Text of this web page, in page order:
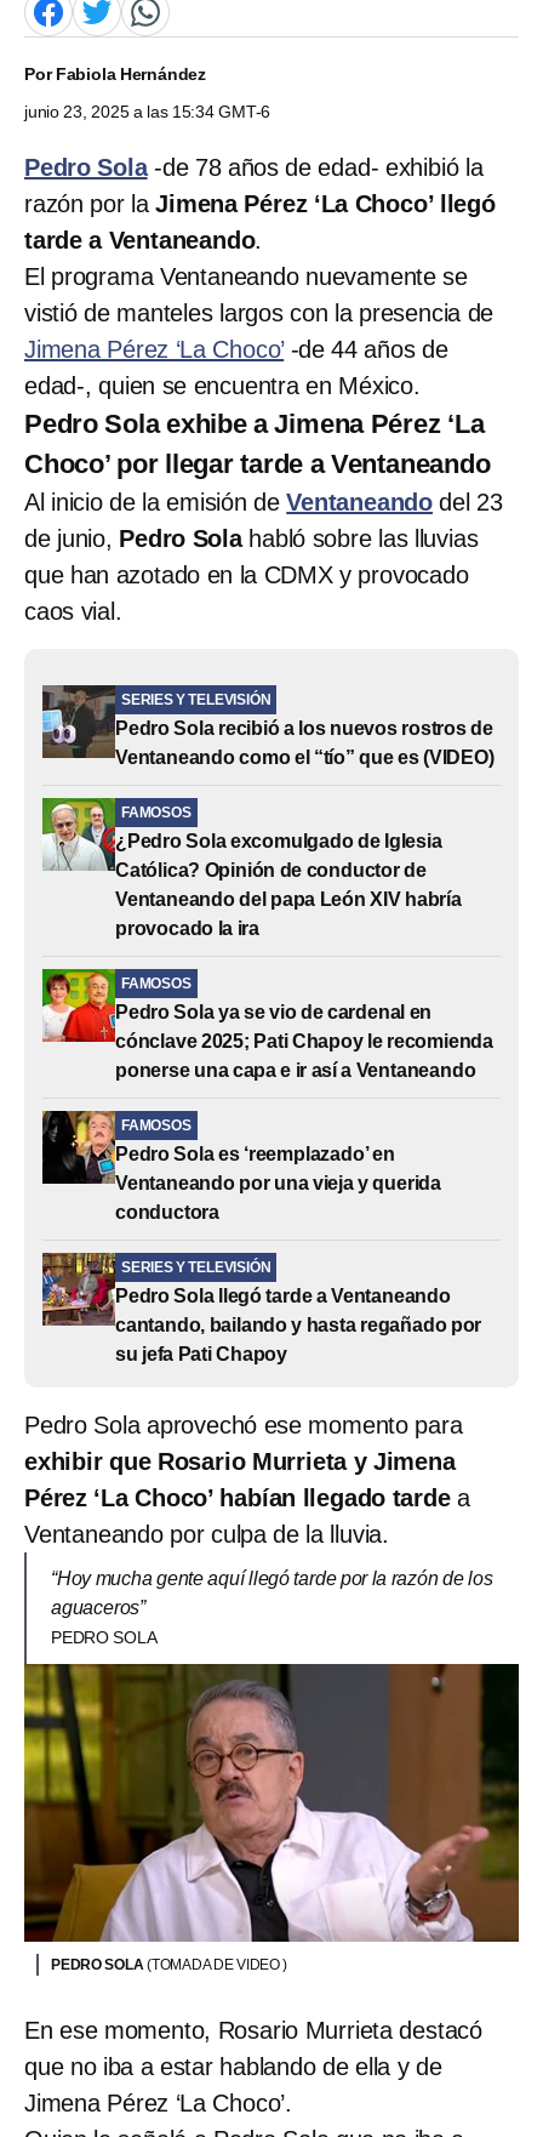
PorFabiola Hernández
junio 23, 2025 a las 15:34 GMT-6
Pedro Sola-de 78 años de edad- exhibió la
razón por laJimena Pérez ‘La Choco’ llegó
tarde a Ventaneando.
El programa Ventaneando nuevamente se
vistió de manteles largos con la presencia de
Jimena Pérez ‘La Choco’-de 44 años de
edad-, quien se encuentra en México.
Pedro Sola exhibe a Jimena Pérez ‘La
Choco’ por llegar tarde a Ventaneando
Al inicio de la emisión deVentaneando del 23
de junio, Pedro Solahabló sobre las lluvias
que han azotado en la CDMX y provocado
caos vial.
SERIES Y TELEVISIÓN
Pedro Sola recibió a los nuevos rostros de
Ventaneando como el “tío” que es (VIDEO)
FAMOSOS
¿Pedro Sola excomulgado de Iglesia
Católica? Opinión de conductor de
Ventaneando del papa León XIV habría
provocado la ira
FAMOSOS
Pedro Sola ya se vio de cardenal en
cónclave 2025; Pati Chapoy le recomienda
ponerse una capa e ir así a Ventaneando
FAMOSOS
Pedro Sola es ‘reemplazado’ en
Ventaneando por una vieja y querida
conductora
SERIES Y TELEVISIÓN
Pedro Sola llegó tarde a Ventaneando
cantando, bailando y hasta regañado por
su jefa Pati Chapoy
Pedro Sola aprovechó ese momento para
exhibir que Rosario Murrieta y Jimena
Pérez ‘La Choco’ habían llegado tardea
Ventaneando por culpa de la lluvia.
“Hoy mucha gente aquí llegó tarde por la razón de los
aguaceros”
PEDRO SOLA
PEDRO SOLA(TOMADA DE VIDEO )
En ese momento, Rosario Murrieta destacó
que no iba a estar hablando de ella y de
Jimena Pérez ‘La Choco’.